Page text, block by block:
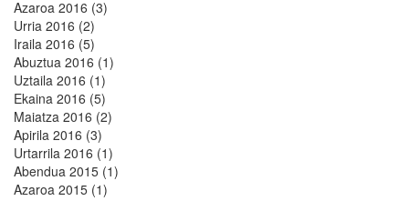
Azaroa 2016 (3)
Urria 2016 (2)
Iraila 2016 (5)
Abuztua 2016 (1)
Uztaila 2016 (1)
Ekaina 2016 (5)
Maiatza 2016 (2)
Apirila 2016 (3)
Urtarrila 2016 (1)
Abendua 2015 (1)
Azaroa 2015 (1)